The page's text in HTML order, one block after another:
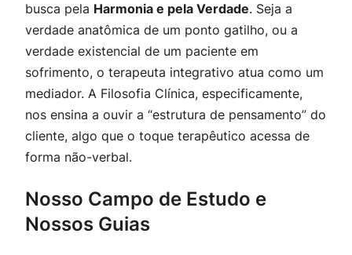
busca pela Harmonia e pela Verdade. Seja a
verdade anatômica de um ponto gatilho, ou a
verdade existencial de um paciente em
sofrimento, o terapeuta integrativo atua como um
mediador. A Filosofia Clínica, especificamente,
nos ensina a ouvir a “estrutura de pensamento” do
cliente, algo que o toque terapêutico acessa de
forma não-verbal.
Nosso Campo de Estudo e
Nossos Guias